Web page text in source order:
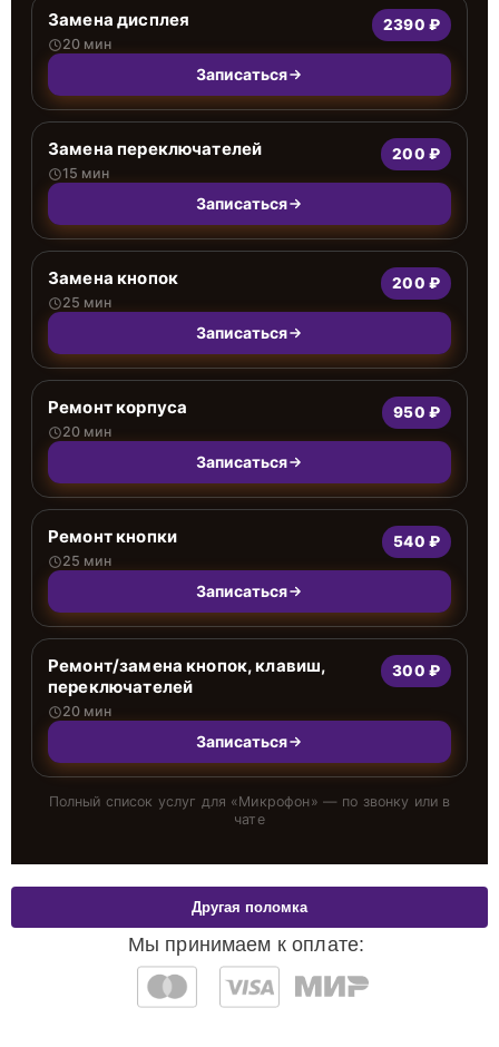
Замена дисплея
20 мин
2390 ₽
Записаться
Замена переключателей
15 мин
200 ₽
Записаться
Замена кнопок
25 мин
200 ₽
Записаться
Ремонт корпуса
20 мин
950 ₽
Записаться
Ремонт кнопки
25 мин
540 ₽
Записаться
Ремонт/замена кнопок, клавиш,
переключателей
20 мин
300 ₽
Записаться
Полный список услуг для «Микрофон» — по звонку или в
чате
Мы принимаем к оплате:
Другая поломка